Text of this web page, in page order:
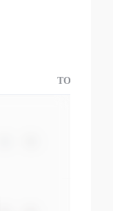
TOP3交易国